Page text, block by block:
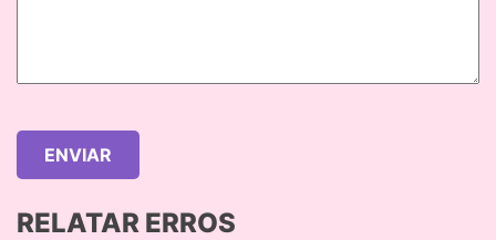
RELATAR ERROS